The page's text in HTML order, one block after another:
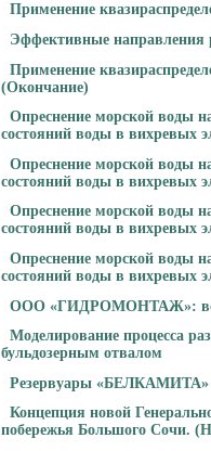
Применение
Эффективные направления
Применение
(Окончание)
Опреснение морской воды
состояний воды в вихревых
Опреснение морской воды
состояний воды в вихревых
Опреснение морской воды
состояний воды в вихревых
Опреснение морской воды
состояний воды в вихревых
ООО «ГИДРОМОНТАЖ»:
Моделирование процесса
бульдозерным отвалом
Резервуары «БЕЛКАМИТА»
Концепция новой
побережья Большого Сочи.